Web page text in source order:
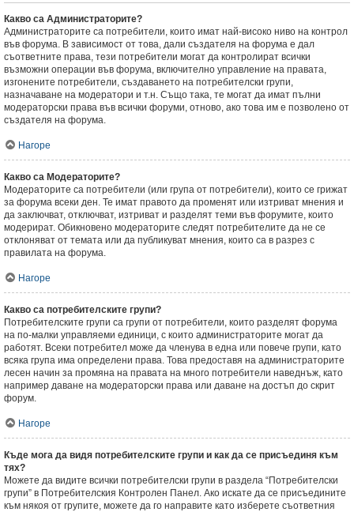
Какво са Администраторите?
Администраторите са потребители, които имат най-високо ниво на контрол
във форума. В зависимост от това, дали създателя на форума е дал
съответните права, тези потребители могат да контролират всички
възможни операции във форума, включително управление на правата,
изгонените потребители, създаването на потребителски групи,
назначаване на модератори и т.н. Също така, те могат да имат пълни
модераторски права във всички форуми, отново, ако това им е позволено от
създателя на форума.
Нагоре
Какво са Модераторите?
Модераторите са потребители (или група от потребители), които се грижат
за форума всеки ден. Те имат правото да променят или изтриват мнения и
да заключват, отключват, изтриват и разделят теми във форумите, които
модерират. Обикновено модераторите следят потребителите да не се
отклоняват от темата или да публикуват мнения, които са в разрез с
правилата на форума.
Нагоре
Какво са потребителските групи?
Потребителските групи са групи от потребители, които разделят форума
на по-малки управляеми единици, с които администраторите могат да
работят. Всеки потребител може да членува в една или повече групи, като
всяка група има определени права. Това предоставя на администраторите
лесен начин за промяна на правата на много потребители наведнъж, като
например даване на модераторски права или даване на достъп до скрит
форум.
Нагоре
Къде мога да видя потребителските групи и как да се присъединя към
тях?
Можете да видите всички потребителски групи в раздела “Потребителски
групи” в Потребителския Контролен Панел. Ако искате да се присъедините
към някоя от групите, можете да го направите като изберете съответния